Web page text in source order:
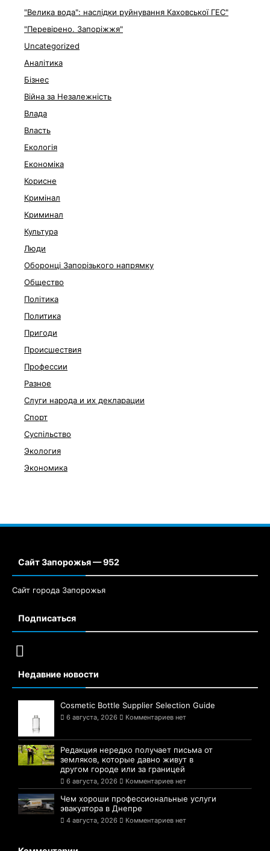
"Велика вода": наслідки руйнування Каховської ГЕС"
"Перевірено. Запоріжжя"
Uncategorized
Аналітика
Бізнес
Війна за Незалежність
Влада
Власть
Екологія
Економіка
Корисне
Кримінал
Криминал
Культура
Люди
Оборонці Запорізького напрямку
Общество
Політика
Политика
Пригоди
Происшествия
Профессии
Разное
Слуги народа и их декларации
Спорт
Суспільство
Экология
Экономика
Сайт Запорожья — 952
Сайт города Запорожья
Подписаться
Недавние новости
Cosmetic Bottle Supplier Selection Guide
6 августа, 2026 Комментариев нет
Редакция нередко получает письма от
земляков, которые давно живут в
другом городе или за границей
6 августа, 2026 Комментариев нет
Чем хороши профессиональные услуги
эвакуатора в Днепре
4 августа, 2026 Комментариев нет